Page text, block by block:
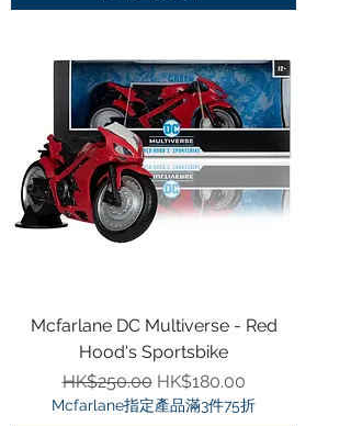
Mcfarlane DC Multiverse - Red
Hood's Sportsbike
一般價格
HK$250.00 促銷價格
HK$180.00
Mcfarlane指定產品滿3件75折